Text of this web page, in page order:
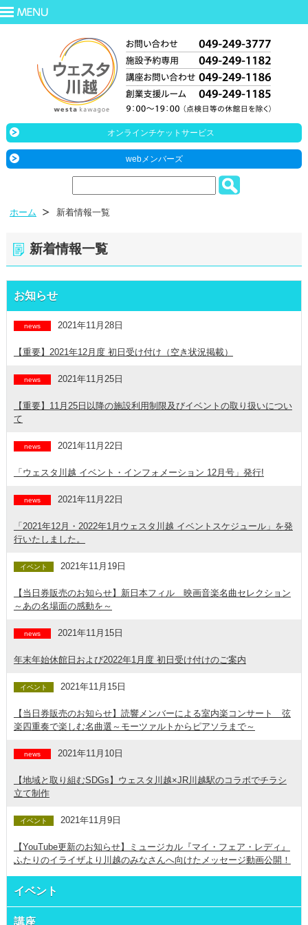
オンラインチケットサービス
webメンバーズ
ホーム 新着情報一覧
新着情報一覧
お知らせ
news 2021年11月28日
【重要】2021年12月度 初日受け付け（空き状況掲載）
news 2021年11月25日
【重要】11月25日以降の施設利用制限及びイベントの取り扱いについ
て
news 2021年11月22日
「ウェスタ川越 イベント・インフォメーション 12月号」発行!
news 2021年11月22日
「2021年12月・2022年1月ウェスタ川越 イベントスケジュール」を発
行いたしました。
イベント 2021年11月19日
【当日券販売のお知らせ】新日本フィル 映画音楽名曲セレクション
～あの名場面の感動を～
news 2021年11月15日
年末年始休館日および2022年1月度 初日受け付けのご案内
イベント 2021年11月15日
【当日券販売のお知らせ】読響メンバーによる室内楽コンサート 弦
楽四重奏で楽しむ名曲選～モーツァルトからピアソラまで～
news 2021年11月10日
【地域と取り組むSDGs】ウェスタ川越×JR川越駅のコラボでチラシ
立て制作
イベント 2021年11月9日
【YouTube更新のお知らせ】ミュージカル『マイ・フェア・レディ』
ふたりのイライザより川越のみなさんへ向けたメッセージ動画公開！
イベント
講座